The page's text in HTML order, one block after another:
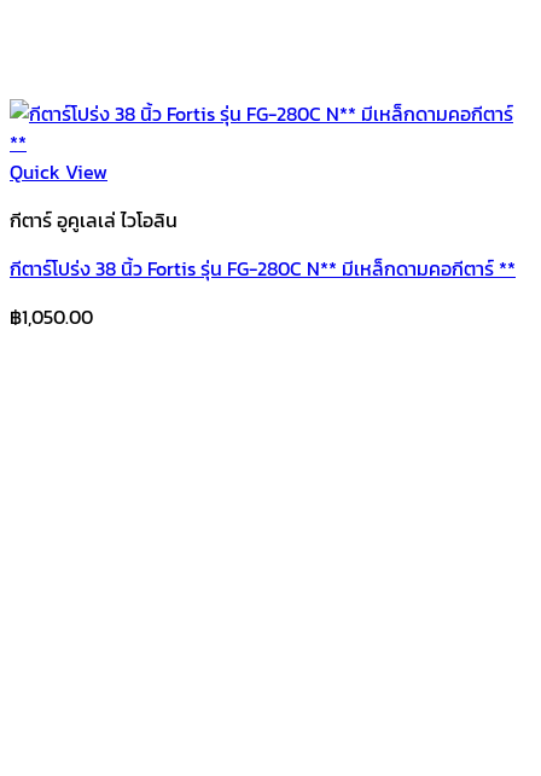
Quick View
กีตาร์ อูคูเลเล่ ไวโอลิน
กีตาร์โปร่ง 38 นิ้ว Fortis รุ่น FG-280C N** มีเหล็กดามคอกีตาร์ **
฿1,050.00